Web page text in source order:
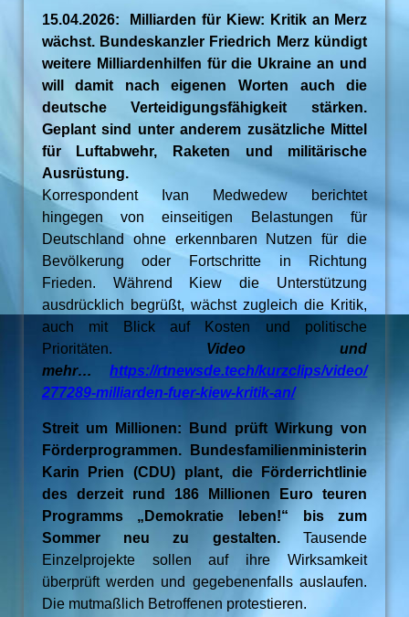
15.04.2026: Milliarden für Kiew: Kritik an Merz
wächst. Bundeskanzler Friedrich Merz kündigt
weitere Milliardenhilfen für die Ukraine an und
will damit nach eigenen Worten auch die
deutsche Verteidigungsfähigkeit stärken.
Geplant sind unter anderem zusätzliche Mittel
für Luftabwehr, Raketen und militärische
Ausrüstung.
Korrespondent Ivan Medwedew berichtet
hingegen von einseitigen Belastungen für
Deutschland ohne erkennbaren Nutzen für die
Bevölkerung oder Fortschritte in Richtung
Frieden. Während Kiew die Unterstützung
ausdrücklich begrüßt, wächst zugleich die Kritik,
auch mit Blick auf Kosten und politische
Prioritäten. Video und
mehr…https://rtnewsde.tech/kurzclips/video/
277289-milliarden-fuer-kiew-kritik-an/
Streit um Millionen: Bund prüft Wirkung von
Förderprogrammen. Bundesfamilienministerin
Karin Prien (CDU) plant, die Förderrichtlinie
des derzeit rund 186 Millionen Euro teuren
Programms „Demokratie leben!“ bis zum
Sommer neu zu gestalten.Tausende
Einzelprojekte sollen auf ihre Wirksamkeit
überprüft werden und gegebenenfalls auslaufen.
Die mutmaßlich Betroffenen protestieren.